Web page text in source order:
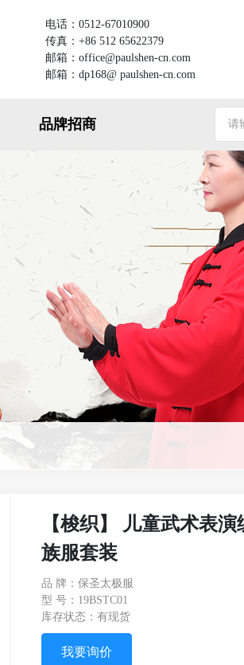
电话：0512-67010900
传真：+86 512 65622379
邮箱：office@paulshen-cn.com
邮箱：dp168@ paulshen-cn.com
品牌招商
【梭织】 儿童武术表
族服套装
品 牌：保圣太极服
型 号：19BSTC01
库存状态：有现货
我要询价